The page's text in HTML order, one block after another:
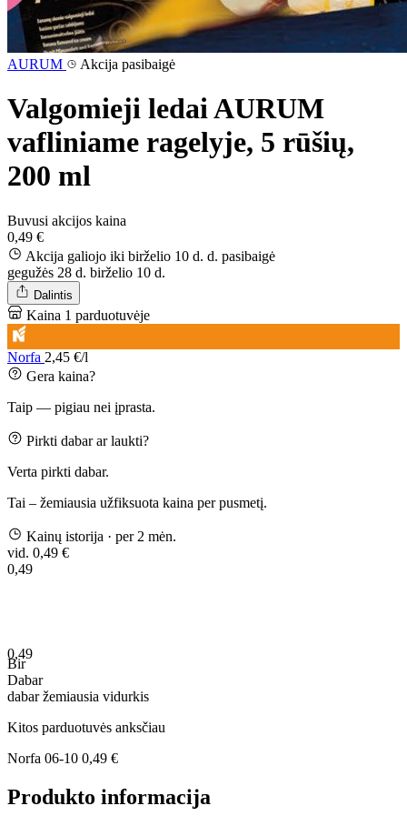
AURUM Akcija pasibaigė
Valgomieji ledai AURUM
vafliniame ragelyje, 5 rūšių,
200 ml
Buvusi akcijos kaina
0,49 €
Akcija galiojo iki birželio 10 d. d. pasibaigė
gegužės 28 d. birželio 10 d.
Dalintis
Kaina 1 parduotuvėje
Norfa 2,45 €/l
Gera kaina?
Taip — pigiau nei įprasta.
Pirkti dabar ar laukti?
Verta pirkti dabar.
Tai – žemiausia užfiksuota kaina per pusmetį.
Kainų istorija · per 2 mėn.
vid. 0,49 €
0,49
0,49
Bir
Dabar
dabaržemiausia vidurkis
Kitos parduotuvės anksčiau
Norfa 06-10 0,49 €
Produkto informacija